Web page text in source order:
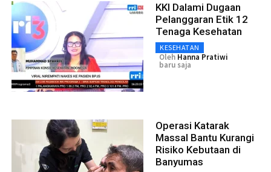
KKI Dalami Dugaan
Pelanggaran Etik 12
Tenaga Kesehatan
KESEHATAN
Oleh Hanna Pratiwi
baru saja
Operasi Katarak
Massal Bantu Kurangi
Risiko Kebutaan di
Banyumas